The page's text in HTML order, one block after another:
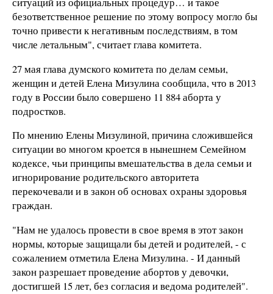
безответственное решение по этому вопросу могло бы
точно привести к негативным последствиям, в том
числе летальным", считает глава комитета.
27 мая глава думского комитета по делам семьи,
женщин и детей Елена Мизулина сообщила, что в 2013
году в России было совершено 11 884 аборта у
подростков.
По мнению Елены Мизулиной, причина сложившейся
ситуации во многом кроется в нынешнем Семейном
кодексе, чьи принципы вмешательства в дела семьи и
игнорирование родительского авторитета
перекочевали и в закон об основах охраны здоровья
граждан.
"Нам не удалось провести в свое время в этот закон
нормы, которые защищали бы детей и родителей, - с
сожалением отметила Елена Мизулина. - И данный
закон разрешает проведение абортов у девочки,
достигшей 15 лет, без согласия и ведома родителей".